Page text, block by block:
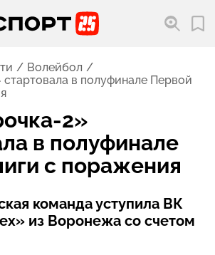
Волейбол
в полуфинале Первой
2»
в полуфинале
с поражения
команда уступила ВК
из Воронежа со счетом